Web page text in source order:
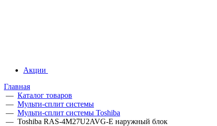
Акции
Главная
— Каталог товаров
— Мульти-сплит системы
— Мульти-сплит системы Toshiba
— Toshiba RAS-4M27U2AVG-E наружный блок